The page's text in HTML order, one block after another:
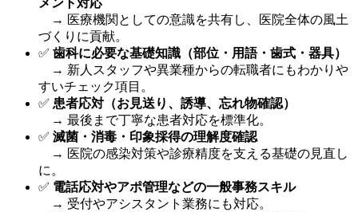
メント対応
→ 医療機関としての意識を共有し、医院全体の風土
づくりに貢献。
✅ 歯科に必要な基礎知識（部位・用語・歯式・器具）
→ 新人スタッフや異業種からの転職者にもわかりや
すいチェック項目。
✅ 患者応対（お見送り、誘導、忘れ物確認）
→ 最後まで丁寧な患者対応を標準化。
✅ 滅菌・消毒・印象採得の理解度確認
→ 医院の感染対策や診療精度を支える基礎の見直し
に。
✅ 電話応対やアポ管理などの一般事務スキル
→ 受付やアシスタント業務にも対応。